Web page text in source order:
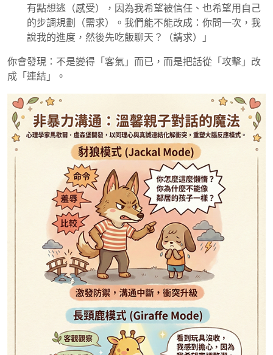
有點想逃（感受），因為我希望被信任、也希望用自己
的步調規劃（需求）。我們能不能改成：你問一次，我
說我的進度，然後先吃飯聊天？（請求）」
你會發現：不是變得「客氣」而已，而是把話從「攻擊」改
成「連結」。